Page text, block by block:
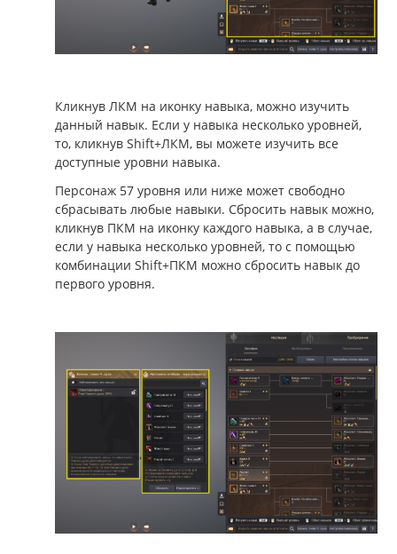
Кликнув ЛКМ на иконку навыка, можно изучить
данный навык. Если у навыка несколько уровней,
то, кликнув Shift+ЛКМ, вы можете изучить все
доступные уровни навыка.
Персонаж 57 уровня или ниже может свободно
сбрасывать любые навыки. Сбросить навык можно,
кликнув ПКМ на иконку каждого навыка, а в случае,
если у навыка несколько уровней, то с помощью
комбинации Shift+ПКМ можно сбросить навык до
первого уровня.